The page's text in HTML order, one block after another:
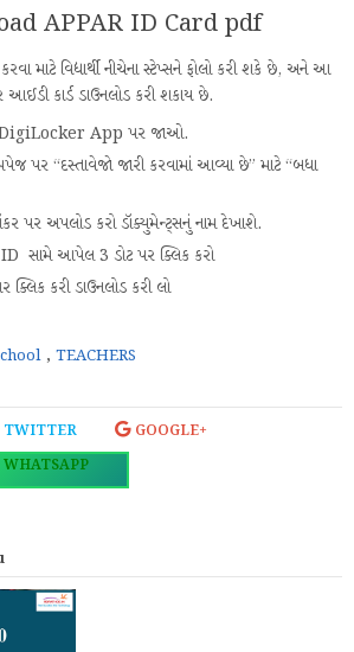
APPAR ID Card pdf
માટે વિદ્યાર્થી નીચેના સ્ટેપ્સને ફોલો કરી શકે છે, અને આ
આઈડી કાર્ડ ડાઉનલોડ કરી શકાય છે.
DigiLocker App પર જાઓ.
પર “દસ્તાવેજો જારી કરવામાં આવ્યા છે” માટે “બધા
પર અપલોડ કરો ડૉક્યુમેન્ટ્સનું નામ દેખાશે.
સામે આપેલ 3 ડોટ પર ક્લિક કરો
કરી ડાઉનલોડ કરી લો
, TEACHERS
TWITTER
GOOGLE+
WHATSAPP